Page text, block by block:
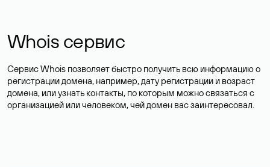
Whois сервис
Сервис Whois позволяет быстро получить всю информацию о
регистрации домена, например, дату регистрации и возраст
домена, или узнать контакты, по которым можно связаться с
организацией или человеком, чей домен вас заинтересовал.